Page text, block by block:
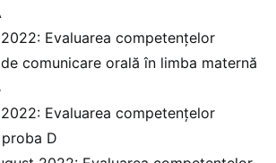
Evaluarea competențelor
comunicare orală în limba maternă
Evaluarea competențelor
D